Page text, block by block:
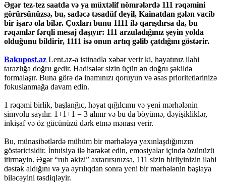
Əgər tez-tez saatda və ya müxtəlif nömrələrdə 111 rəqəmini
görürsünüzsə, bu, sadəcə təsadüf deyil, Kainatdan gələn vacib
bir işarə ola bilər. Çoxları bunu 1111 ilə qarışdırsa da, bu
rəqəmlər fərqli mesaj daşıyır: 111 arzuladığınız şeyin yolda
olduğunu bildirir, 1111 isə onun artıq gəlib çatdığını göstərir.
Bakupost.az Lent.az-a istinadla xəbər verir ki, həyatınız ilahi
tarazlığa doğru gedir. Hadisələr sizin üçün ən doğru şəkildə
formalaşır. Buna görə də inamınızı qoruyun və əsas prioritetlərinizə
fokuslanmağa davam edin.
1 rəqəmi birlik, başlanğıc, həyat qığılcımı və yeni mərhələnin
simvolu sayılır. 1+1+1 = 3 alınır və bu da böyümə, dəyişikliklər,
inkişaf və öz gücünüzü dərk etmə mənası verir.
Bu, münasibətlərdə mühüm bir mərhələyə yaxınlaşdığınızın
göstəricisidir. İntuisiya ilə hərəkət edin, emosiyalar içində özünüzü
itirməyin. Əgər “ruh əkizi” axtarırsınızsa, 111 sizin birliyinizin ilahi
dəstək aldığını və ya ayrılıqdan sonra yeni bir mərhələnin başlaya
biləcəyini təsdiqləyir.